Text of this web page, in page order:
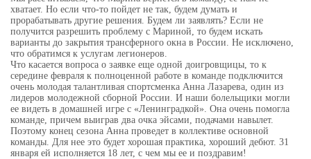
хватает. Но если что-то пойдет не так, будем думать и
прорабатывать другие решения. Будем ли заявлять? Если не
получится разрешить проблему с Мариной, то будем искать
варианты до закрытия трансферного окна в России. Не исключено,
что обратимся к услугам легионеров.
Что касается вопроса о заявке еще одной доигровщицы, то к
середине февраля к полноценной работе в команде подключится
очень молодая талантливая спортсменка Анна Лазарева, один из
лидеров молодежной сборной России. И наши болельщики могли
ее видеть в домашней игре с «Ленинградкой». Она очень помогла
команде, причем выиграв два очка эйсами, подачами навылет.
Поэтому конец сезона Анна проведет в коллективе основной
команды. Для нее это будет хорошая практика, хороший дебют. 31
января ей исполняется 18 лет, с чем мы ее и поздравим!